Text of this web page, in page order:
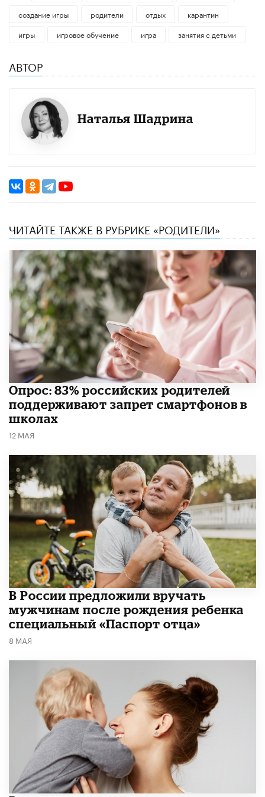
создание игры
родители отдых
карантин
игры
игровое обучение игра занятия с детьми
АВТОР
Наталья Шадрина
ЧИТАЙТЕ ТАКЖЕ В РУБРИКЕ «РОДИТЕЛИ»
Опрос: 83% российских родителей
поддерживают запрет смартфонов в
школах
12 МАЯ
В России предложили вручать
мужчинам после рождения ребенка
специальный «Паспорт отца»
8 МАЯ